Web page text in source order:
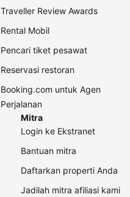
Traveller Review Awards
Rental Mobil
Pencari tiket pesawat
Reservasi restoran
Booking.com untuk Agen
Perjalanan
Mitra
Login ke Ekstranet
Bantuan mitra
Daftarkan properti Anda
Jadilah mitra afiliasi kami